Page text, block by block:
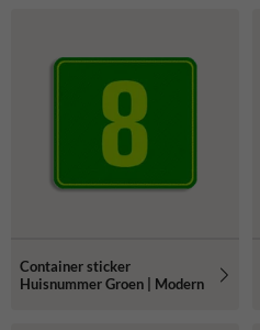
Container sticker
Huisnummer Groen | Modern